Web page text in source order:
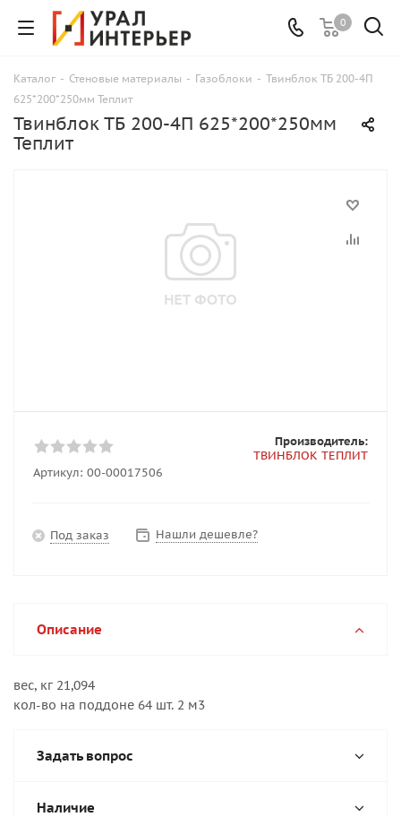
0
Каталог - Стеновые материалы - Газоблоки - Твинблок ТБ 200-4П
625*200*250мм Теплит
Твинблок ТБ 200-4П 625*200*250мм
Теплит
Артикул: 00-00017506
Производитель:
ТВИНБЛОК ТЕПЛИТ
Под заказ Нашли дешевле?
Описание
вес, кг 21,094
кол-во на поддоне 64 шт. 2 м3
Задать вопрос
Наличие